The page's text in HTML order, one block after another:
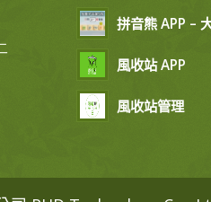
拼音熊 APP –
風收站 APP
風收站管理